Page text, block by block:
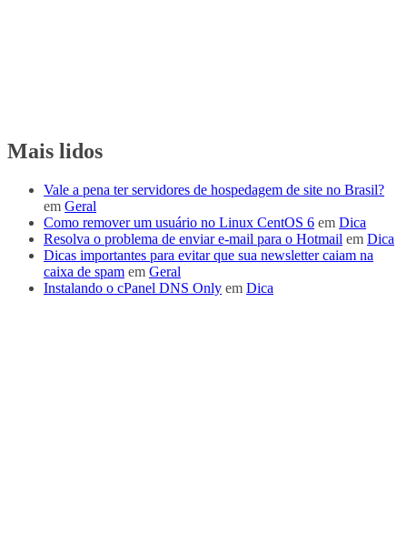
Mais lidos
Vale a pena ter servidores de hospedagem de site no Brasil?
em Geral
Como remover um usuário no Linux CentOS 6 em Dica
Resolva o problema de enviar e-mail para o Hotmail em Dica
Dicas importantes para evitar que sua newsletter caiam na
caixa de spam em Geral
Instalando o cPanel DNS Only em Dica